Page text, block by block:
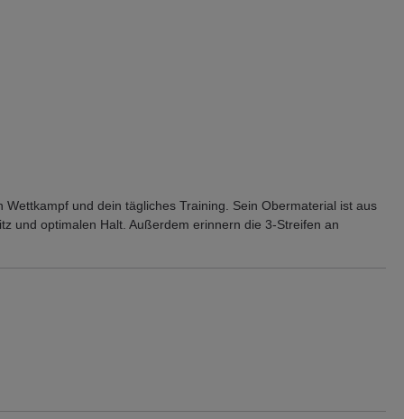
und dein tägliches Training. Sein Obermaterial ist aus
und optimalen Halt. Außerdem erinnern die 3-Streifen an